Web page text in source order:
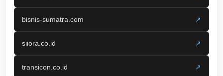
bisnis-sumatra.com ↗
siiora.co.id ↗
transicon.co.id ↗